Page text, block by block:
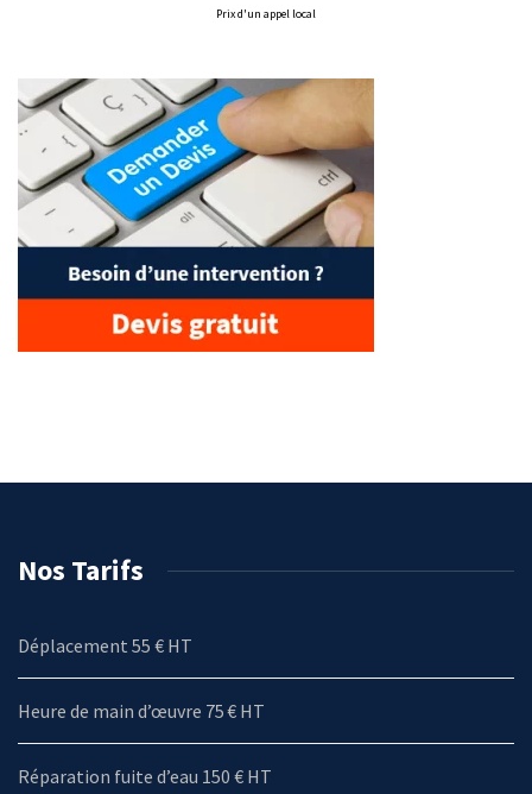
Prix d'un appel local
Nos Tarifs
Déplacement 55 € HT
Heure de main d’œuvre 75 € HT
Réparation fuite d’eau 150 € HT